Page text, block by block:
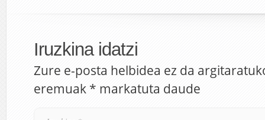
Iruzkina idatzi
Zure e-posta helbidea ez da
eremuak * markatuta daude